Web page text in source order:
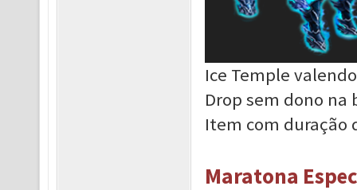
Ice Temple
Drop sem dono na
Item com duração
Maratona